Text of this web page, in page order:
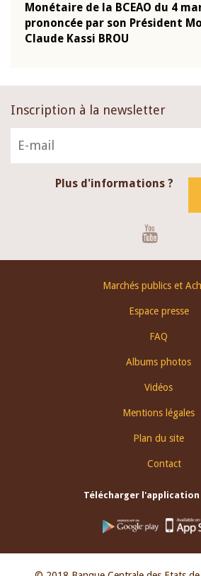
Monétaire de la BCEAO du 4
prononcée par son Président
Claude Kassi BROU
Inscription à la newsletter
Plus d'informations ?
Marchés publics et
Espace presse
FAQ
Albums photos
Vidéos
Mentions légales
Plan du site
Contact
Télécharger